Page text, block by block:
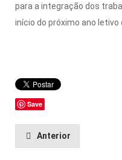
para a integração dos
início do próximo ano letivo
Save
Anterior